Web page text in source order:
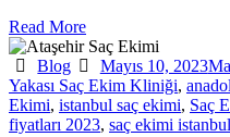
Read More
Categories
Blog
Posted
on
Mayıs 10, 2023
Yakası Saç Ekim Kliniği,
Ekimi, istanbul saç ekimi, Saç
fiyatları 2023, saç ekimi istanbul